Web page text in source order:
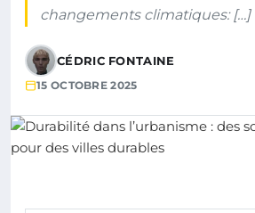
changements climatiques: […]
CÉDRIC FONTAINE
15 OCTOBRE 2025